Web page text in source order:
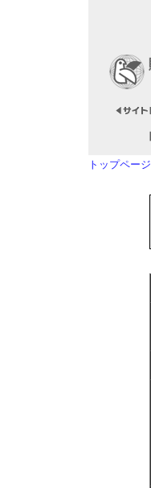
トップページ